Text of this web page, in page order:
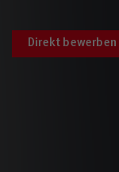
Direkt bewerben